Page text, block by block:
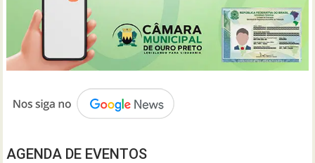
AGENDA DE EVENTOS